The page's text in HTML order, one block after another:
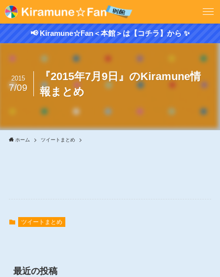
📢 Kiramune☆Fan＜本館＞は【コチラ】から ✨
『2015年7月9日』のKiramune情
報まとめ
2015
7/09
ホーム ツイートまとめ
ツイートまとめ
最近の投稿